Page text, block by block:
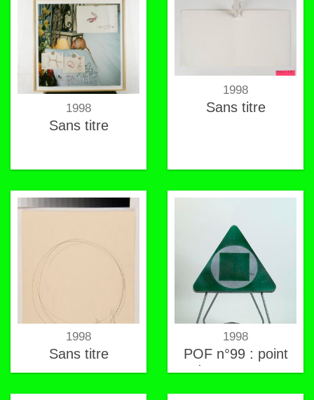
1998
Sans titre
1998
Sans titre
1998
Sans titre
1998
POF n°99 : point
de non retour